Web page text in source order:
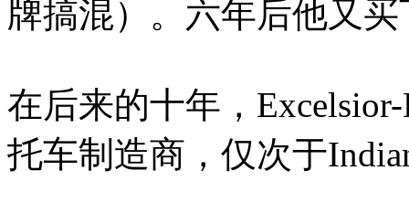
牌搞混）。六年后他又买
在后来的十年，
托车制造商，仅次于